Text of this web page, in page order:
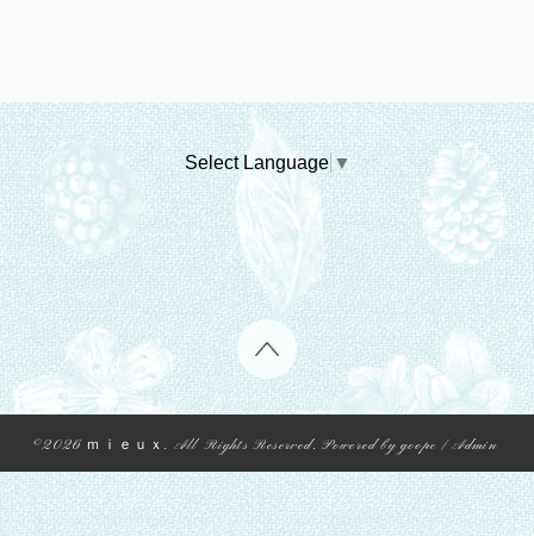
Select Language ▼
©2026 ｍｉｅｕｘ. All Rights Reserved. Powered bygoope /Admin